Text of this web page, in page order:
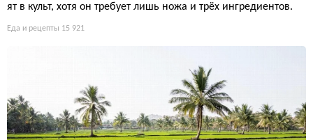
ят в культ, хотя он требует лишь ножа и трёх ингредиентов.
Еда и рецепты 15 921